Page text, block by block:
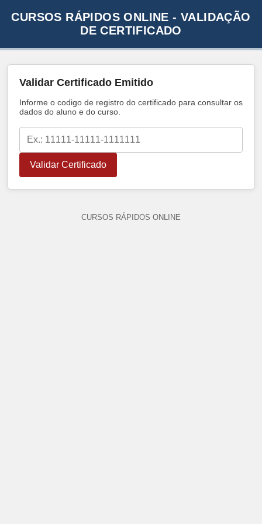
CURSOS RÁPIDOS ONLINE - VALIDAÇÃO
DE CERTIFICADO
Validar Certificado Emitido
Informe o codigo de registro do certificado para consultar os
dados do aluno e do curso.
Validar Certificado
CURSOS RÁPIDOS ONLINE